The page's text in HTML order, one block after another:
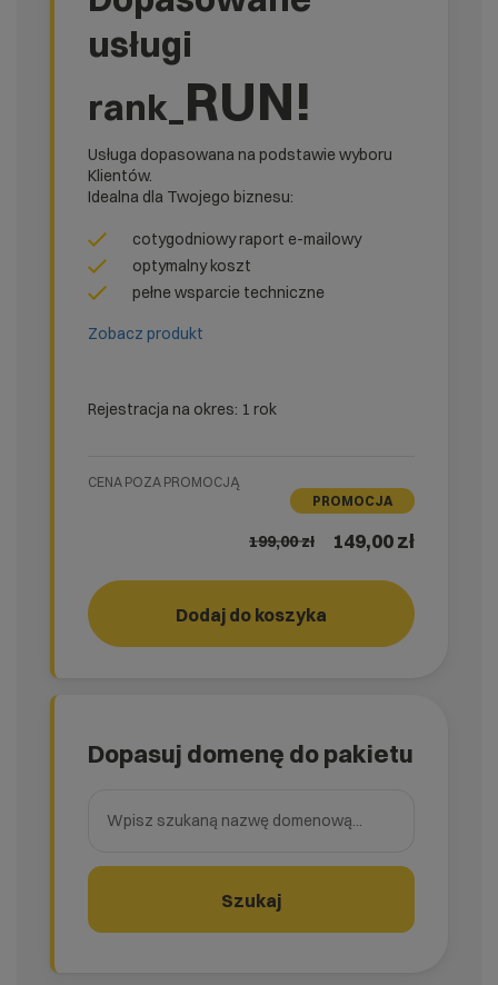
usługi
rank_ RUN!
Usługa dopasowana na podstawie wyboru
Klientów.
Idealna dla Twojego biznesu:
cotygodniowy raport e-mailowy
optymalny koszt
pełne wsparcie techniczne
Zobacz produkt
Rejestracja na okres: 1 rok
CENA POZA PROMOCJĄ
PROMOCJA
199,00zł 149,00 zł
Dodaj do koszyka RUN!
Dopasuj domenę do pakietu
Szukaj